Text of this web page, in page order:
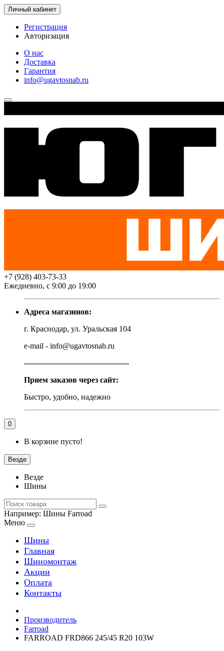
Личный кабинет
Регистрация
Авторизация
О нас
Доставка
Гарантия
info@ugavtosnab.ru
+7 (928) 403-73-33
Ежедневно, с 9:00 до 19:00
Адреса магазинов:
г. Краснодар, ул. Уральская 104
e-mail - info@ugavtosnab.ru
------------------------------------------
Прием заказов через сайт:
Быстро, удобно, надежно
0
В корзине пусто!
Везде
Везде
Шины
Например: Шины Farroad
Меню
Шины
Главная
Шиномонтаж
Акции
Оплата
Контакты
Производитель
Farroad
FARROAD FRD866 245/45 R20 103W